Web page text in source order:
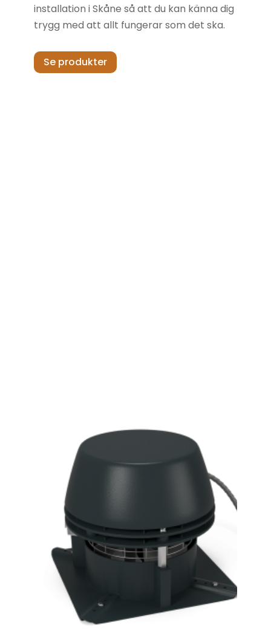
installation i Skåne så att du kan känna dig
trygg med att allt fungerar som det ska.
Se produkter